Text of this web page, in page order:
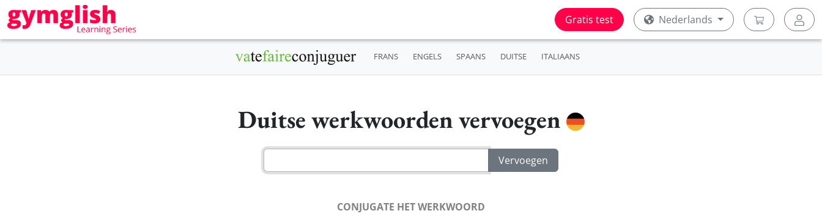
Gratis test Nederlands
FRANS ENGELS SPAANS DUITSE ITALIAANS
Duitse werkwoorden vervoegen
CONJUGATE HET WERKWOORD